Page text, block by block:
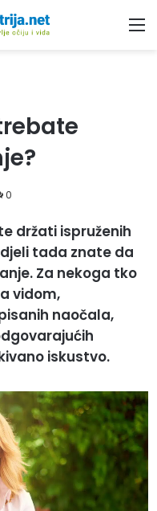
0
držati ispruženih
tada znate da
Za nekoga tko
vidom,
naočala,
iskustvo.